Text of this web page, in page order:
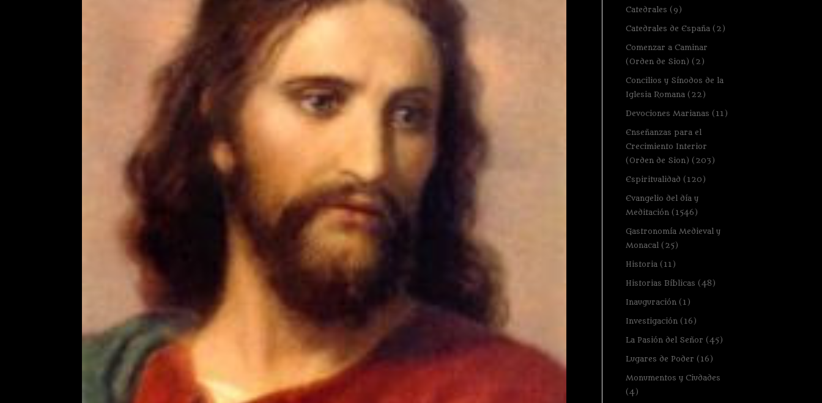
Catedrales (9)
Catedrales de España (2)
Comenzar a Caminar
(Orden de Sion) (2)
Concilios y Sínodos de la
Iglesia Romana (22)
Devociones Marianas (11)
Enseñanzas para el
Crecimiento Interior
(Orden de Sion) (203)
Espiritualidad (120)
Evangelio del día y
Meditación (1546)
Gastronomía Medieval y
Monacal (25)
Historia (11)
Historias Bíblicas (48)
Inauguración (1)
Investigación (16)
La Pasión del Señor (45)
Lugares de Poder (16)
Monumentos y Ciudades
(4)